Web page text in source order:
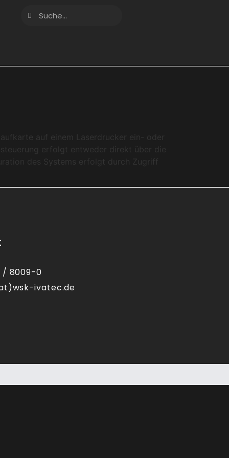
auf einem Laserdrucker ein- oder
erfolgt entweder direkt über die
des Systems erfolgt durch Zugriff
/ 8009-0
ivatec.de